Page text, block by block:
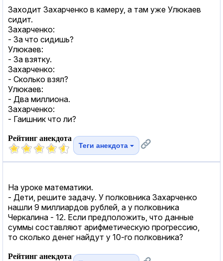
Заходит Захарченко в камеру, а там уже Улюкаев
сидит.
Захарченко:
- За что сидишь?
Улюкаев:
- За взятку.
Захарченко:
- Сколько взял?
Улюкаев:
- Два миллиона.
Захарченко:
- Гаишник что ли?
Рейтинг анекдота
Теги анекдота
На уроке математики.
- Дети, решите задачу. У полковника Захарченко
нашли 9 миллиардов рублей, а у полковника
Черкалина - 12. Если предположить, что данные
суммы составляют арифметическую прогрессию,
то сколько денег найдут у 10-го полковника?
Рейтинг анекдота